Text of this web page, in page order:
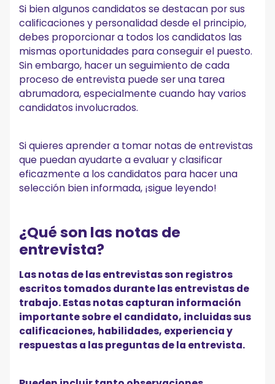
en las entrevistas
Los mejores consejos para mejorar el proceso de
toma de notas durante una entrevista de trabajo
Consejo #1: Crea una estructura de entrevistas por
adelantado
Consejo #2: Usa frases o códigos clave para resumir las
respuestas del candidato
Consejo #3: No tengas miedo de pedirle al orador que repita
lo que dice
Consejo #5: Presta atención a las señales no verbales
Consejo #6: Capture todos los detalles relevantes, incluso
si no preguntó específicamente sobre ellos
Consejo #7: Prioriza la escucha por encima de la escritura
o la escritura
Consejo #9: Ayude a los gerentes a tomar las mejores
decisiones de contratación a través de sus notas
Plantilla para notas de entrevista
¡Comience a tomar notas de entrevistas de IA con
MeetGeek!
Si bien algunos candidatos se destacan por sus
calificaciones y personalidad desde el principio,
debes proporcionar a todos los candidatos las
mismas oportunidades para conseguir el puesto.
Sin embargo, hacer un seguimiento de cada
proceso de entrevista puede ser una tarea
abrumadora, especialmente cuando hay varios
candidatos involucrados.
Si quieres aprender a tomar notas de entrevistas
que puedan ayudarte a evaluar y clasificar
eficazmente a los candidatos para hacer una
selección bien informada, ¡sigue leyendo!
¿Qué son las notas de
entrevista?
Las notas de las entrevistas son registros
escritos tomados durante las entrevistas de
trabajo. Estas notas capturan información
importante sobre el candidato, incluidas sus
calificaciones, habilidades, experiencia y
respuestas a las preguntas de la entrevista.